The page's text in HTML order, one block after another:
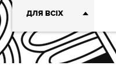
ДЛЯ ВСІХ